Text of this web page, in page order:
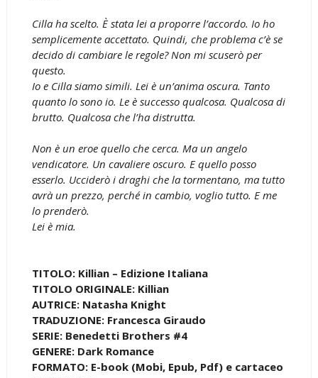
Cilla ha scelto. È stata lei a proporre l’accordo. Io ho
semplicemente accettato. Quindi, che problema c’è se
decido di cambiare le regole? Non mi scuserò per
questo.
Io e Cilla siamo simili. Lei è un’anima oscura. Tanto
quanto lo sono io. Le è successo qualcosa. Qualcosa di
brutto. Qualcosa che l’ha distrutta.
Non è un eroe quello che cerca. Ma un angelo
vendicatore. Un cavaliere oscuro. E quello posso
esserlo. Ucciderò i draghi che la tormentano, ma tutto
avrà un prezzo, perché in cambio, voglio tutto. E me
lo prenderò.
Lei è mia.
TITOLO: Killian – Edizione Italiana
TITOLO ORIGINALE: Killian
AUTRICE: Natasha Knight
TRADUZIONE: Francesca Giraudo
SERIE: Benedetti Brothers #4
GENERE: Dark Romance
FORMATO: E-book (Mobi, Epub, Pdf) e cartaceo